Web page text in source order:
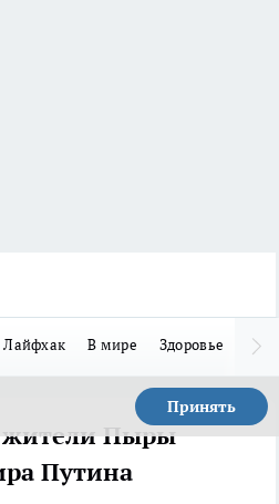
Лайфхак В мире Здоровье
Принять
жители Пыры
Путина